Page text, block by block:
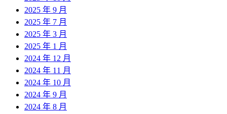
2025 年 9 月
2025 年 7 月
2025 年 3 月
2025 年 1 月
2024 年 12 月
2024 年 11 月
2024 年 10 月
2024 年 9 月
2024 年 8 月